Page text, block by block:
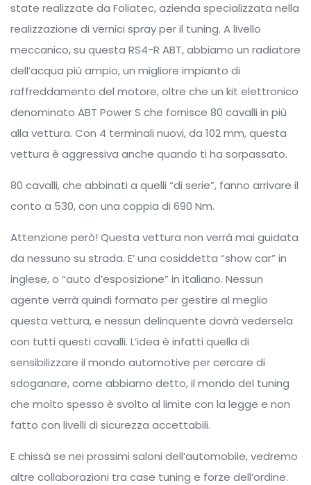
state realizzate da Foliatec, azienda specializzata nella
realizzazione di vernici spray per il tuning. A livello
meccanico, su questa RS4-R ABT, abbiamo un radiatore
dell’acqua più ampio, un migliore impianto di
raffreddamento del motore, oltre che un kit elettronico
denominato ABT Power S che fornisce 80 cavalli in più
alla vettura. Con 4 terminali nuovi, da 102 mm, questa
vettura è aggressiva anche quando ti ha sorpassato.
80 cavalli, che abbinati a quelli “di serie”, fanno arrivare il
conto a 530, con una coppia di 690 Nm.
Attenzione però! Questa vettura non verrà mai guidata
da nessuno su strada. E’ una cosiddetta “show car” in
inglese, o “auto d’esposizione” in italiano. Nessun
agente verrà quindi formato per gestire al meglio
questa vettura, e nessun delinquente dovrà vedersela
con tutti questi cavalli. L’idea è infatti quella di
sensibilizzare il mondo automotive per cercare di
sdoganare, come abbiamo detto, il mondo del tuning
che molto spesso è svolto al limite con la legge e non
fatto con livelli di sicurezza accettabili.
E chissà se nei prossimi saloni dell’automobile, vedremo
altre collaborazioni tra case tuning e forze dell’ordine.